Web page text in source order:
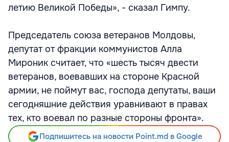
летию Великой Победы», - сказал Гимпу.
Председатель союза ветеранов Молдовы,
депутат от фракции коммунистов Алла
Мироник считает, что «шесть тысяч двести
ветеранов, воевавших на стороне Красной
армии, не поймут вас, господа депутаты, ваши
сегодняшние действия уравнивают в правах
тех, кто воевал по разные стороны фронта».
Подпишитесь на новости Point.md в Google